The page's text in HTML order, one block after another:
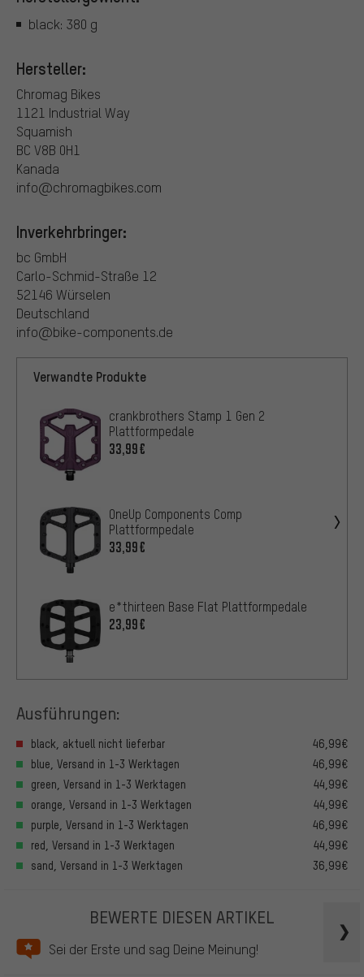
black: 380 g
Hersteller:
Chromag Bikes
1121 Industrial Way
Squamish
BC V8B 0H1
Kanada
info@chromagbikes.com
Inverkehrbringer:
bc GmbH
Carlo-Schmid-Straße 12
52146 Würselen
Deutschland
info@bike-components.de
Verwandte Produkte
crankbrothers Stamp 1 Gen 2
Plattformpedale
33,99€
OneUp Components Comp
Plattformpedale
33,99€
e*thirteen Base Flat Plattformpedale
23,99€
Ausführungen:
black, aktuell nicht lieferbar
46,99€
blue, Versand in 1-3 Werktagen
46,99€
green, Versand in 1-3 Werktagen
44,99€
orange, Versand in 1-3 Werktagen
44,99€
purple, Versand in 1-3 Werktagen
46,99€
red, Versand in 1-3 Werktagen
44,99€
sand, Versand in 1-3 Werktagen
36,99€
BEWERTE DIESEN ARTIKEL
Sei der Erste und sag Deine Meinung!